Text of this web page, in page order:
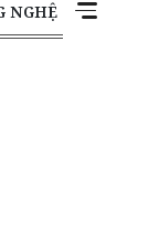
NGHỆ